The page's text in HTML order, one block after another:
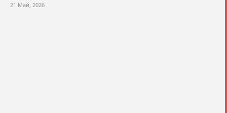
21 Май, 2026